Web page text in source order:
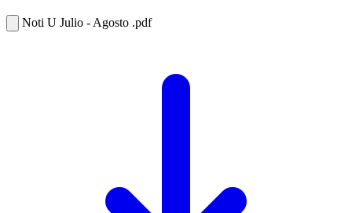
Noti U Julio - Agosto .pdf